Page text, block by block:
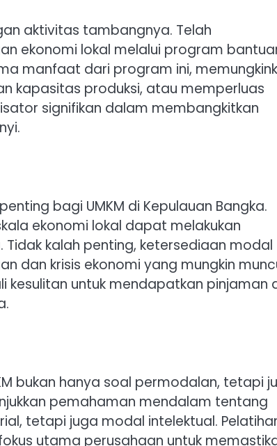
aktivitas tambangnya. Telah
ekonomi lokal melalui program
manfaat dari program ini,
kapasitas produksi, atau memperluas
signifikan dalam membangkitkan
bagi UMKM di Kepulauan Bangka.
ekonomi lokal dapat melakukan
kalah penting, ketersediaan modal
dan krisis ekonomi yang mungkin
kesulitan untuk mendapatkan pinjaman
bukan hanya soal permodalan, tetapi
pemahaman mendalam tentang
tetapi juga modal intelektual.
utama perusahaan untuk